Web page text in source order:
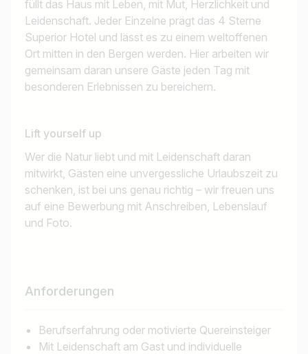
füllt das Haus mit Leben, mit Mut, Herzlichkeit und
Leidenschaft. Jeder Einzelne prägt das 4 Sterne
Superior Hotel und lässt es zu einem weltoffenen
Ort mitten in den Bergen werden. Hier arbeiten wir
gemeinsam daran unsere Gäste jeden Tag mit
besonderen Erlebnissen zu bereichern.
Lift yourself up
Wer die Natur liebt und mit Leidenschaft daran
mitwirkt, Gästen eine unvergessliche Urlaubszeit zu
schenken, ist bei uns genau richtig – wir freuen uns
auf eine Bewerbung mit Anschreiben, Lebenslauf
und Foto.
Anforderungen
Berufserfahrung oder motivierte Quereinsteiger
Mit Leidenschaft am Gast und individuelle